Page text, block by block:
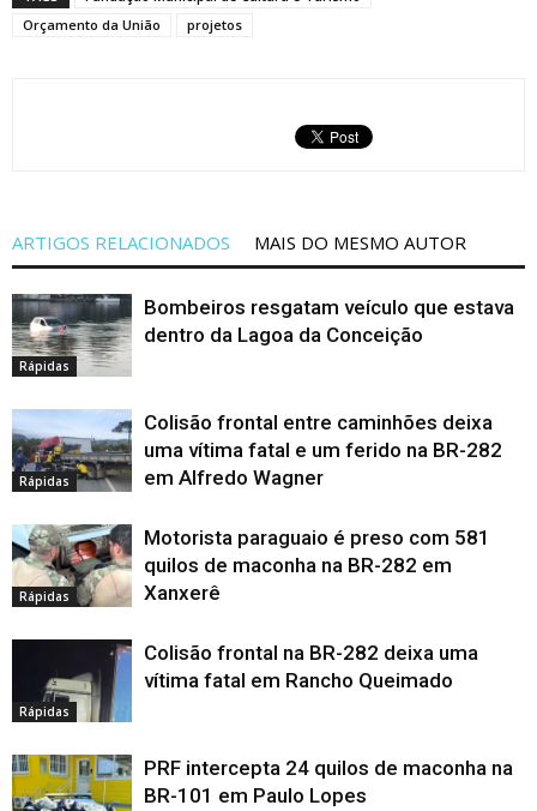
Orçamento da União
projetos
ARTIGOS RELACIONADOS MAIS DO MESMO AUTOR
Rápidas
Bombeiros resgatam veículo que estava
dentro da Lagoa da Conceição
Rápidas
Colisão frontal entre caminhões deixa
uma vítima fatal e um ferido na BR-282
em Alfredo Wagner
Rápidas
Motorista paraguaio é preso com 581
quilos de maconha na BR-282 em
Xanxerê
Rápidas
Colisão frontal na BR-282 deixa uma
vítima fatal em Rancho Queimado
PRF intercepta 24 quilos de maconha na
BR-101 em Paulo Lopes